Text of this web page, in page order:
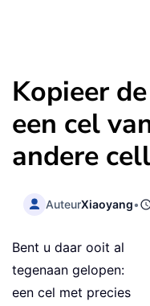
Kopieer
een cel
andere
AuteurXiaoyang•
Bent u daar ooit al
tegenaan gelopen:
een cel met precies